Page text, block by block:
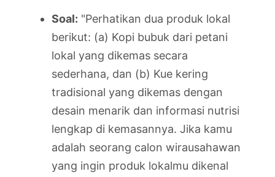
Soal: "Perhatikan dua produk lokal
berikut: (a) Kopi bubuk dari petani
lokal yang dikemas secara
sederhana, dan (b) Kue kering
tradisional yang dikemas dengan
desain menarik dan informasi nutrisi
lengkap di kemasannya. Jika kamu
adalah seorang calon wirausahawan
yang ingin produk lokalmu dikenal